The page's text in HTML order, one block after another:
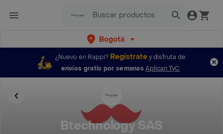
Bogotá
¿Nuevo en Rappi? Regístratey disfruta de
envíos gratis por semanas Aplican TyC
Btechnology SAS